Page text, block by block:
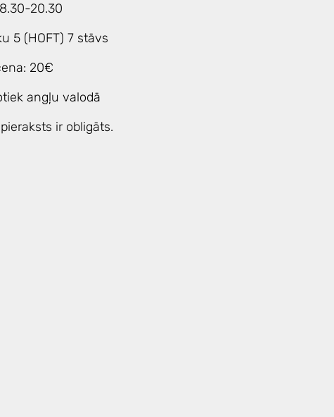
20.30
5 (HOFT) 7 stāvs
20€
angļu valodā
ir obligāts.